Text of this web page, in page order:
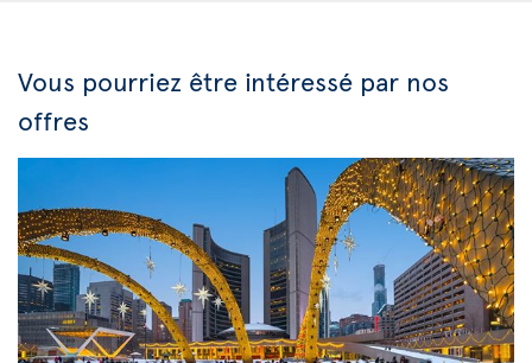
Vous pourriez être intéressé par nos
offres